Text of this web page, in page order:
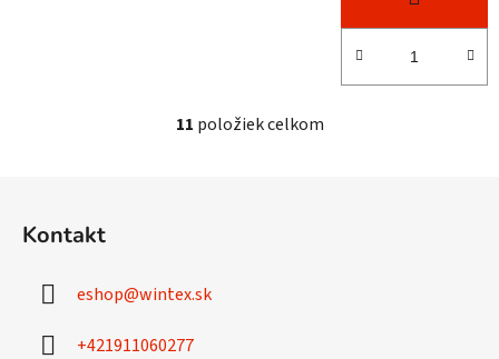
O
11 položiek celkom
Kontakt
eshop@wintex.sk
+421911060277